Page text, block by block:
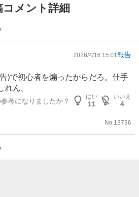
メント詳細
2026/4/16 15:01 報告
)で初心者を煽ったからだろ。仕手
ん。
考になりましたか？
はい
11
いいえ
4
No.13736